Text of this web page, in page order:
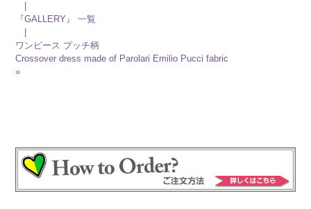
『GALLERY』 一覧
ワンピース プッチ柄
Crossover dress made of Parolari Emilio Pucci fabric
»